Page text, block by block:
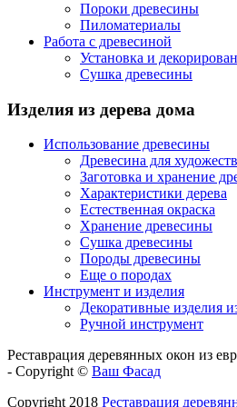
Пороки древесины
Пиломатериалы
Работа с древесиной
Установка и
Сушка древесины
Изделия из дерева дома
Использование древесины
Древесина для
Заготовка и хранение
Характеристики дерева
Естественная окраска
Хранение древесины
Сушка древесины
Породы древесины
Еще о породах
Инструмент и изделия
Декоративные изделия
Ручной инструмент
Реставрация деревянных окон из
- Copyright © Ваш Фасад
Copyright 2018 Реставрация